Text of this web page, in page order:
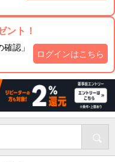
ント！
認」
ログインはこちら